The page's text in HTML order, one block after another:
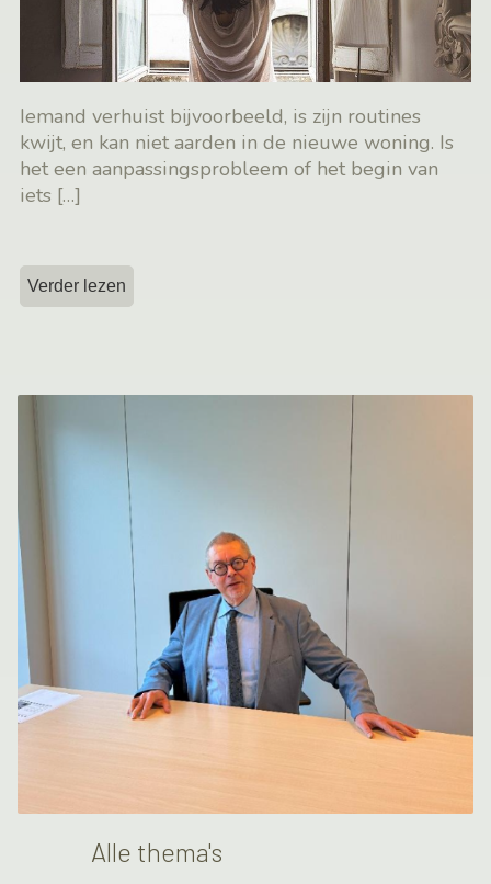
Iemand verhuist bijvoorbeeld, is zijn routines
kwijt, en kan niet aarden in de nieuwe woning. Is
het een aanpassingsprobleem of het begin van
iets […]
Verder lezen
Alle thema's